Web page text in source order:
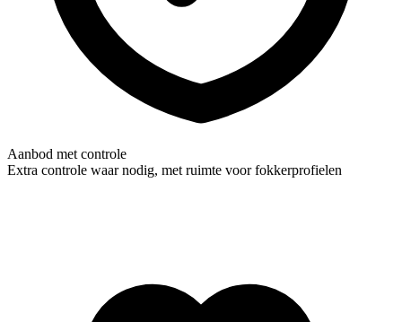
Aanbod met controle
Extra controle waar nodig, met ruimte voor fokkerprofielen